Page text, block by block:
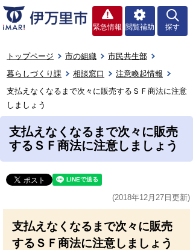
緊急情報 閲覧補助 探す
トップページ 市の組織
市民共生部
暮らしづくり課
相談窓口
注意喚起情報
支払えなくなるまで次々に販売するＳＦ商法に注意
しましょう
支払えなくなるまで次々に販売
するＳＦ商法に注意しましょう
(2018年12月27日更新)
支払えなくなるまで次々に販売
するＳＦ商法に注意しましょう